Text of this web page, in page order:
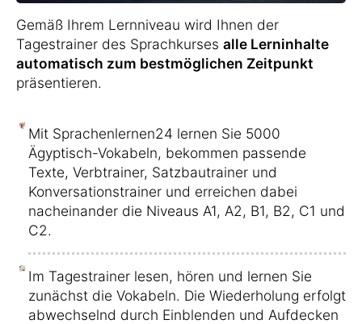
Gemäß Ihrem Lernniveau wird Ihnen der
Tagestrainer des Sprachkurses alle Lerninhalte
automatisch zum bestmöglichen Zeitpunkt
präsentieren.
Mit Sprachenlernen24 lernen Sie 5000
Ägyptisch-Vokabeln, bekommen passende
Texte, Verbtrainer, Satzbautrainer und
Konversationstrainer und erreichen dabei
nacheinander die Niveaus A1, A2, B1, B2, C1 und
C2.
Im Tagestrainer lesen, hören und lernen Sie
zunächst die Vokabeln. Die Wiederholung erfolgt
abwechselnd durch Einblenden und Aufdecken